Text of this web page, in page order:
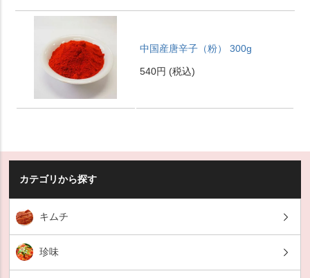
中国産唐辛子（粉） 300g
540円 (税込)
カテゴリから探す
キムチ
珍味